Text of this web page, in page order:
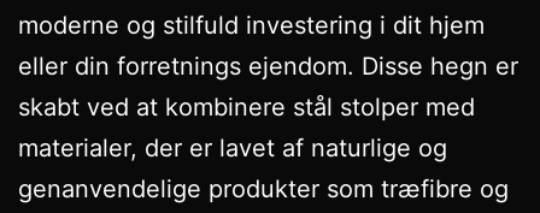
moderne og stilfuld investering i dit hjem
eller din forretnings ejendom. Disse hegn er
skabt ved at kombinere stål stolper med
materialer, der er lavet af naturlige og
genanvendelige produkter som træfibre og